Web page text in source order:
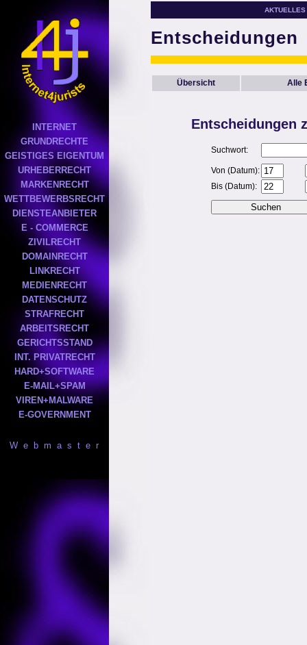
INTERNET
GRUNDRECHTE
GEISTIGES EIGENTUM
URHEBERRECHT
MARKENRECHT
WETTBEWERBSRECHT
DIENSTEANBIETER
E - COMMERCE
ZIVILRECHT
DOMAINRECHT
LINKRECHT
MEDIENRECHT
DATENSCHUTZ
STRAFRECHT
ARBEITSRECHT
GERICHTSSTAND
INT. PRIVATRECHT
HARD+SOFTWARE
E-MAIL+SPAM
VIREN+MALWARE
E-GOVERNMENT
W e b m a s t e r
AKTUELLES
Entscheidungen
Übersicht Alle
Entscheidungen
Suchwort:
Von (Datum):
Bis (Datum):